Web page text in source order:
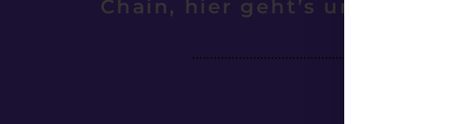
Chain, hier geht’s um das